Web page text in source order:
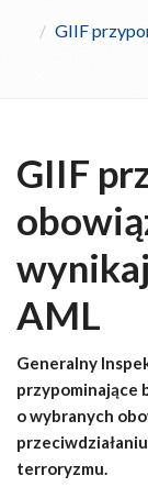
GIIF
GIIF
AML
Generalny
przypominające
o wybranych
terroryzmu.